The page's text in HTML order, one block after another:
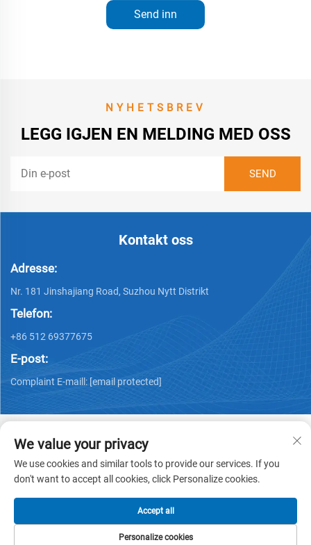
Send inn
NYHETSBREV
LEGG IGJEN EN MELDING MED OSS
Kontakt oss
Adresse:
Nr. 181 Jinshajiang Road, Suzhou Nytt Distrikt
Telefon:
+86 512 69377675
E-post:
Complaint E-maill: [email protected]
Copyright © 2026 PHYLION Personvernerklæring
We value your privacy
We use cookies and similar tools to provide our services. If you
don't want to accept all cookies, click Personalize cookies.
Personalize cookies
Accept all